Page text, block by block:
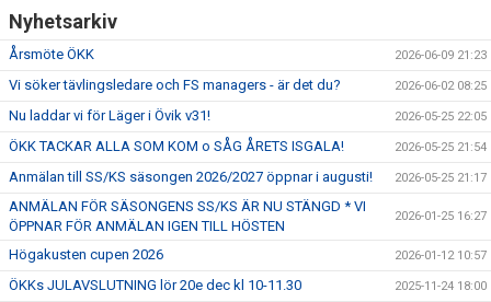
Nyhetsarkiv
Årsmöte ÖKK 2026-06-09 21:23
Vi söker tävlingsledare och FS managers - är det du? 2026-06-02 08:25
Nu laddar vi för Läger i Övik v31! 2026-05-25 22:05
ÖKK TACKAR ALLA SOM KOM o SÅG ÅRETS ISGALA! 2026-05-25 21:54
Anmälan till SS/KS säsongen 2026/2027 öppnar i augusti! 2026-05-25 21:17
ANMÄLAN FÖR SÄSONGENS SS/KS ÄR NU STÄNGD * VI
ÖPPNAR FÖR ANMÄLAN IGEN TILL HÖSTEN
2026-01-25 16:27
Högakusten cupen 2026 2026-01-12 10:57
ÖKKs JULAVSLUTNING lör 20e dec kl 10-11.30 2025-11-24 18:00